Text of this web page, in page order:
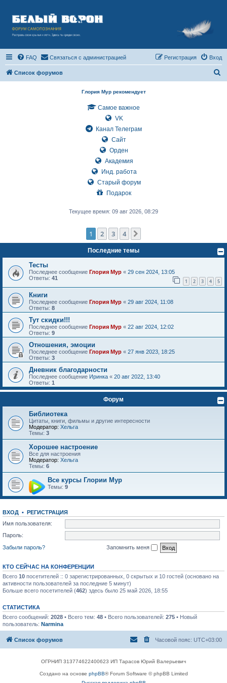
FAQ Связаться с администрацией Вход
Регистрация
Список форумов
Глория Мур рекомендует
Самое важное
VK
Канал Телеграм
Сайт
Орден
Академия
Инд. работа
Старый форум
Подарок
Текущее время: 09 авг 2026, 08:29
1 2 3 4
Последние темы
Тесты
Последнее сообщение Глория Мур « 29 сен 2024, 13:05
Ответы: 41 1 2 3 4 5
Книги
Последнее сообщение Глория Мур « 29 авг 2024, 11:08
Ответы: 8
Тут скидки!!!
Последнее сообщение Глория Мур « 22 авг 2024, 12:02
Ответы: 9
Отношения, эмоции
Последнее сообщение Глория Мур « 27 янв 2023, 18:25
Ответы: 3
Дневник благодарности
Последнее сообщение Иринка « 20 авг 2022, 13:40
Ответы: 1
Форум
Библиотека
Цитаты, книги, фильмы и другие интересности
Модератор: Хельга
Темы: 3
Хорошее настроение
Все для настроения
Модератор: Хельга
Темы: 6
Все курсы Глории Мур
Темы: 9
ВХОД • РЕГИСТРАЦИЯ
Имя пользователя:
Пароль:
Забыли пароль?
Запомнить меня
КТО СЕЙЧАС НА КОНФЕРЕНЦИИ
Всего 10 посетителей :: 0 зарегистрированных, 0 скрытых и 10 гостей (основано на
активности пользователей за последние 5 минут)
Больше всего посетителей (462) здесь было 25 май 2026, 18:55
СТАТИСТИКА
Всего сообщений: 2028 • Всего тем: 48 • Всего пользователей: 275 • Новый
пользователь: Narmina
Список форумов Часовой пояс: UTC+03:00
ОГРНИП 313774622400623 ИП Тарасов Юрий Валерьевич
Создано на основе phpBB® Forum Software © phpBB Limited